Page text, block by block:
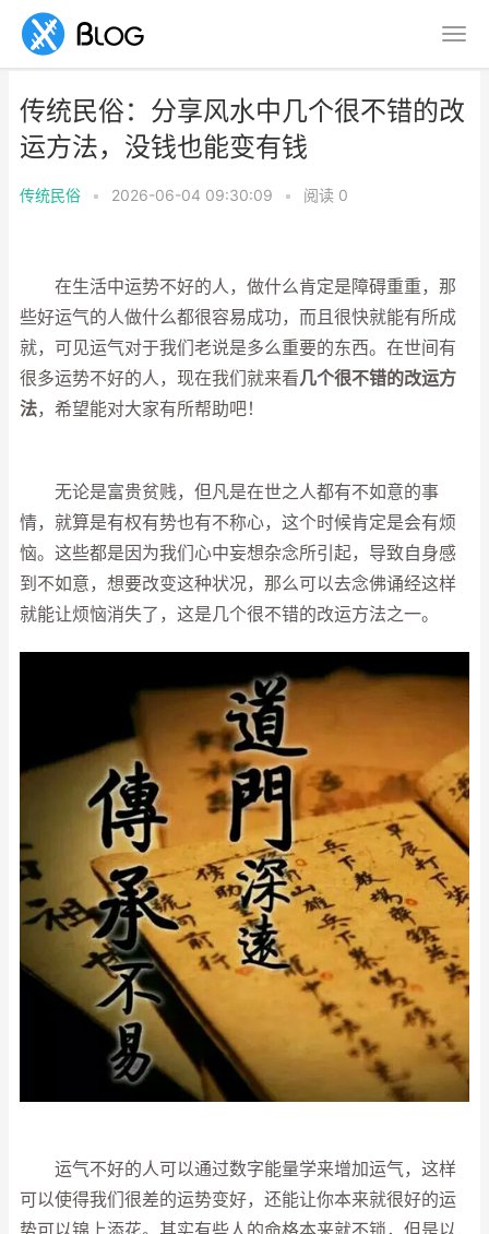
传统民俗：分享风水中几个很不错的改
运方法，没钱也能变有钱
传统民俗 • 2026-06-04 09:30:09 • 阅读 0
在生活中运势不好的人，做什么肯定是障碍重重，那
些好运气的人做什么都很容易成功，而且很快就能有所成
就，可见运气对于我们老说是多么重要的东西。在世间有
很多运势不好的人，现在我们就来看几个很不错的改运方
法，希望能对大家有所帮助吧！
无论是富贵贫贱，但凡是在世之人都有不如意的事
情，就算是有权有势也有不称心，这个时候肯定是会有烦
恼。这些都是因为我们心中妄想杂念所引起，导致自身感
到不如意，想要改变这种状况，那么可以去念佛诵经这样
就能让烦恼消失了，这是几个很不错的改运方法之一。
运气不好的人可以通过数字能量学来增加运气，这样
可以使得我们很差的运势变好，还能让你本来就很好的运